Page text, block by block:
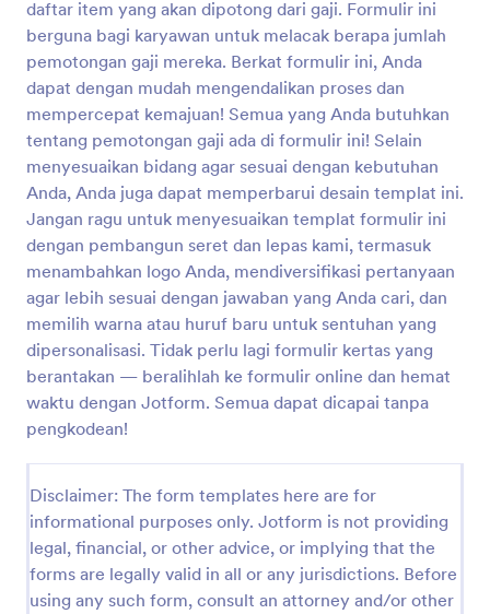
daftar item yang akan dipotong dari gaji. Formulir ini
berguna bagi karyawan untuk melacak berapa jumlah
pemotongan gaji mereka. Berkat formulir ini, Anda
dapat dengan mudah mengendalikan proses dan
mempercepat kemajuan! Semua yang Anda butuhkan
tentang pemotongan gaji ada di formulir ini! Selain
menyesuaikan bidang agar sesuai dengan kebutuhan
Anda, Anda juga dapat memperbarui desain templat ini.
Jangan ragu untuk menyesuaikan templat formulir ini
dengan pembangun seret dan lepas kami, termasuk
menambahkan logo Anda, mendiversifikasi pertanyaan
agar lebih sesuai dengan jawaban yang Anda cari, dan
memilih warna atau huruf baru untuk sentuhan yang
dipersonalisasi. Tidak perlu lagi formulir kertas yang
berantakan — beralihlah ke formulir online dan hemat
waktu dengan Jotform. Semua dapat dicapai tanpa
pengkodean!
Disclaimer: The form templates here are for
informational purposes only. Jotform is not providing
legal, financial, or other advice, or implying that the
forms are legally valid in all or any jurisdictions. Before
using any such form, consult an attorney and/or other
Pratinjau
Form Biodata Dan Pembahas
Form Biodata dan Pembahas